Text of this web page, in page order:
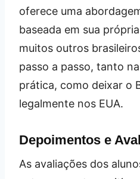
oferece uma
baseada em sua
muitos outros
passo a passo, tanto
prática, como deixar o
legalmente nos EUA.
Depoimentos e
As avaliações dos